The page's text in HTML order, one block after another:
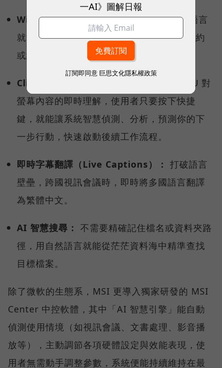
Windows Recal（回顧功能） ：用自然語言
就能快速回溯、查找曾經瀏覽過的文件、合約
或網頁內容。
Click to Do（點擊行動）：
透過地端 NPU 對
螢幕內容的即時理解，使用者只要按下快捷
鍵，就能讓系統智慧偵測、分析，預測你的下
一步行動，快速啟動後續工作流程。
即時字幕翻譯（Live Captions）： 打破語言
壁壘，跨國視訊會議時，即時將多國語言翻譯
為繁體中文。
AI 智慧搜尋： 不需要精確記住檔名或資料夾路
徑，用自然語言就能從茫茫資料海中精準查找
目標檔案。
除了微軟的生態系，MSI 更導入獨家研發的 MSI
Center 中控軟體，其中「AI 智慧引擎」能自動
偵測使用情境（如視訊會議、文書處理、影音播
放等），主動調節各項硬體設定與效能表現，使
用者無需動手調整參數，系統便能持續維持在最
一AI》圖解日報
訂閱即同意 巨思文化隱私權政策